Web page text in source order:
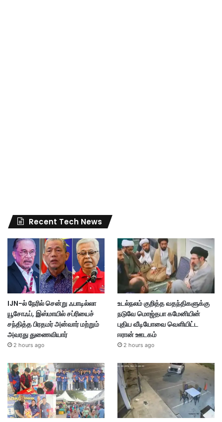
Recent Tech News
IJN-ல் நேரில் சென்று ஃபாடில்லா
யூசோஃப், இஸ்மாயில் சப்ரியைச்
சந்தித்த பிரதமர் அன்வார் மற்றும்
அவரது துணைவியார்
2 hours ago
உடல்நலம் குறித்த வதந்திகளுக்கு
நடுவே மொஜ்தபா கமேனியின்
புதிய வீடியோவை வெளியிட்ட
ஈரான் ஊடகம்
2 hours ago